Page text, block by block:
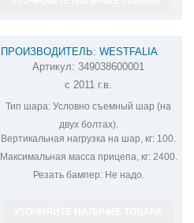
ПРОИЗВОДИТЕЛЬ: WESTFALIA
ФАРКОП НА SSANG YONG ACTYON
349038600001
Артикул: 349038600001
с 2011 г.в.
Тип шара: Условно съемный шар (на
двух болтах).
Вертикальная нагрузка на шар, кг: 100.
Максимальная масса прицепа, кг:2400.
Резать бампер:Не надо.